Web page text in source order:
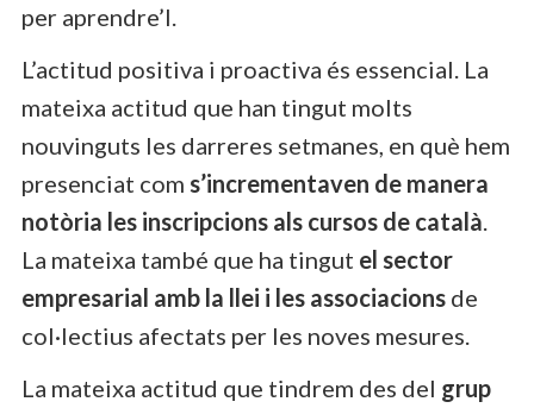
per aprendre’l.
L’actitud positiva i proactiva és essencial. La
mateixa actitud que han tingut molts
nouvinguts les darreres setmanes, en què hem
presenciat com s’incrementaven de manera
notòria les inscripcions als cursos de català.
La mateixa també que ha tingut el sector
empresarial amb la llei i les associacions de
col·lectius afectats per les noves mesures.
La mateixa actitud que tindrem des del grup